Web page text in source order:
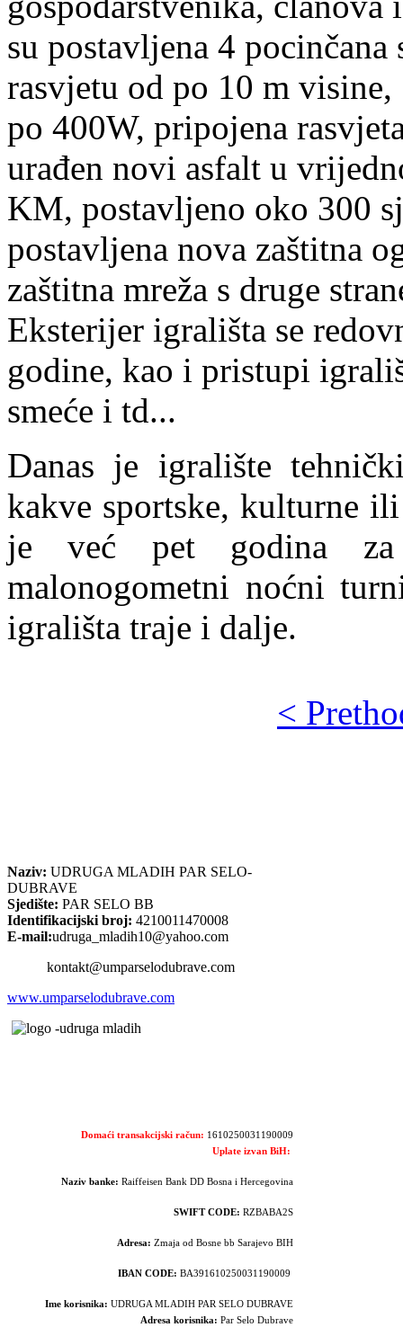
su postavljena 4 pocinčana
rasvjetu od po 10 m
po 400W, pripojena
urađen novi asfalt u
KM, postavljeno oko 300
postavljena nova zaštitna
zaštitna mreža s druge
Eksterijer igrališta se
godine, kao i pristupi
smeće i td...
Danas je igralište
kakve sportske, kulturne
je već pet godina za
malonogometni noćni
igrališta traje i dalje.
<
Naziv: UDRUGA MLADIH PAR SELO-
DUBRAVE
Sjedište: PAR SELO BB
Identifikacijski broj: 4210011470008
E-mail:udruga_mladih10@yahoo.com
kontakt@umparselodubrave.com
www.umparselodubrave.com
Domaći transakcijski račun: 1610250031190009
Uplate izvan BiH:
Naziv banke: Raiffeisen Bank DD Bosna i Hercegovina
SWIFT CODE: RZBABA2S
Adresa:Zmaja od Bosne bb Sarajevo BIH
IBAN CODE: BA391610250031190009
Ime korisnika: UDRUGA MLADIH PAR SELO DUBRAVE
Adresa korisnika: Par Selo Dubrave